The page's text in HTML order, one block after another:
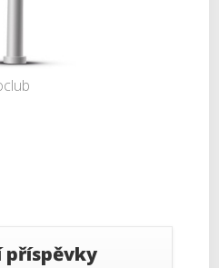
příspěvky